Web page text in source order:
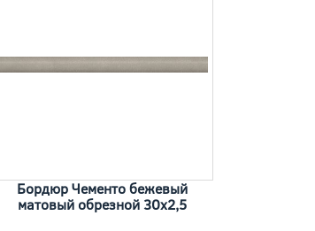
Бордюр Чементо бежевый
матовый обрезной 30x2,5